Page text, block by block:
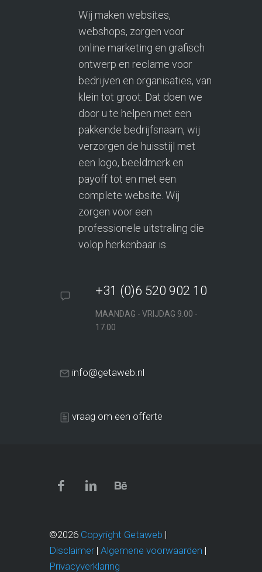
Wij maken websites,
webshops, zorgen voor
online marketing en grafisch
ontwerp en reclame voor
bedrijven en organisaties, van
klein tot groot. Dat doen we
door u te helpen met een
pakkende bedrijfsnaam, wij
verzorgen de huisstijl met
een logo, beeldmerk en
payoff tot en met een
complete website. Wij
zorgen voor een
professionele uitstraling die
volop herkenbaar is.
+31 (0)6 520 902 10
MAANDAG - VRIJDAG 9.00 -
17.00
info@getaweb.nl
vraag om een offerte
©2026 Copyright Getaweb |
Disclaimer| Algemene voorwaarden |
Privacyverklaring